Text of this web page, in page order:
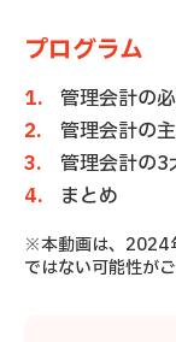
プログラム
管理会計の
管理会計の
管理会計の3
まとめ
※本動画は、2024
ではない可能性がご